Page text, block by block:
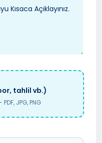
tahlil vb.)
JPG, PNG